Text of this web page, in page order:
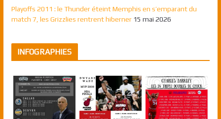
Playoffs 2011 : le Thunder éteint Memphis en s’emparant du
match 7, les Grizzlies rentrent hiberner 15 mai 2026
INFOGRAPHIES